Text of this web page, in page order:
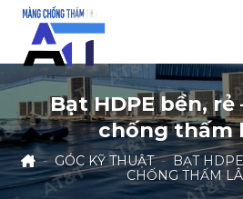
Skip
content
Bạt HDPE bền, rẻ
chống thấm
- GÓC KỸ THUẬT - BẠT
CHỐNG THẤM